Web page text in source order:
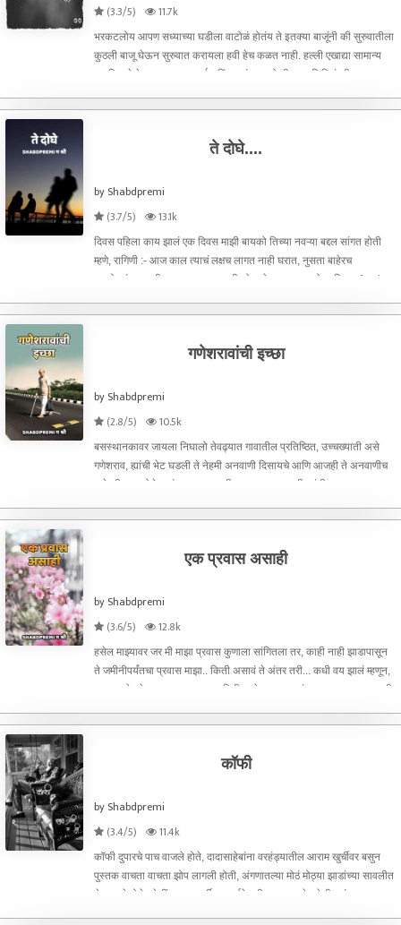
(3.3/5)
11.7k
भरकटलोय आपण सध्याच्या घडीला वाटोळं होतंय ते इतक्या बाजूंनी की सुरुवातीला
कुठली बाजू घेऊन सुरुवात करायला हवी हेच कळत नाही. हल्ली एखाद्या सामान्य
नागरिकाने देशात घडणाऱ्या वाईट किंवा चांगल्या गोष्टी बद्दल लिहिलं की त्याला
ते दोघे....
by Shabdpremi
(3.7/5)
13.1k
दिवस पहिला काय झालं एक दिवस माझी बायको तिच्या नवऱ्या बद्दल सांगत होती
म्हणे, रागिणी :- आज काल त्याचं लक्षच लागत नाही घरात, नुसता बाहेरच
पळतो..संध्याकाळी कामावरून आला की थोडा वेळ घरात बसतो आणि मन fresh
गणेशरावांची इच्छा
by Shabdpremi
(2.8/5)
10.5k
बसस्थानकावर जायला निघालो तेवढ्यात गावातील प्रतिष्ठित, उच्चख्याती असे
गणेशराव, ह्यांची भेट घडली ते नेहमी अनवाणी दिसायचे आणि आजही ते अनवाणीच
कुठेतरी जात होते. त्यांना पाहून मलाही प्रश्न पडायचा, की ह्यांनी आजवर चप्पल का
एक प्रवास असाही
by Shabdpremi
(3.6/5)
12.8k
हसेल माझ्यावर जर मी माझा प्रवास कुणाला सांगितला तर, काही नाही झाडापासून
ते जमीनीपर्यंतचा प्रवास माझा.. किती असावं ते अंतर तरी... कधी वय झालं म्हणून,
हळुवारपणे हवेच्या तालावर नाचत जमिनीवर येऊन पडायचं, कुणाचा पाय पडत नाही
कॉफी
by Shabdpremi
(3.4/5)
11.4k
कॉफी दुपारचे पाच वाजले होते, दादासाहेबांना वरहंड्यातील आराम खुर्चीवर बसुन
पुस्तक वाचता वाचता झोप लागली होती, अंगणातल्या मोठं मोठ्या झाडांच्या सावलीत
ते पहुडले होते.. वेलींच्या त्या गर्दीतून सुर्यदेवाची नजर एखादेच वेळी त्यांच्या आराम